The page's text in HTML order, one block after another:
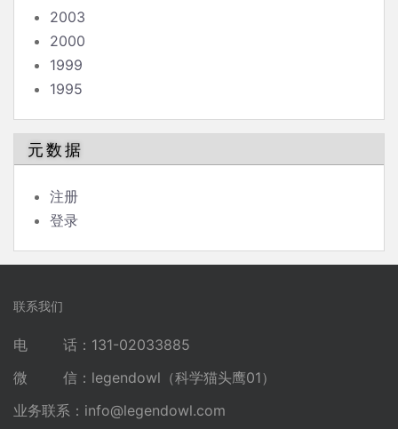
2003
2000
1999
1995
元数据
注册
登录
联系我们
电 话：131-02033885
微 信：legendowl（科学猫头鹰01）
业务联系： info@legendowl.com